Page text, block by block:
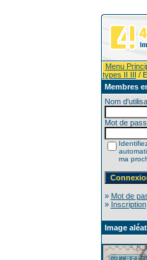
Menu
types II III /
Membres
Nom
Mot de
ma
» Mot de
» Inscription
Image